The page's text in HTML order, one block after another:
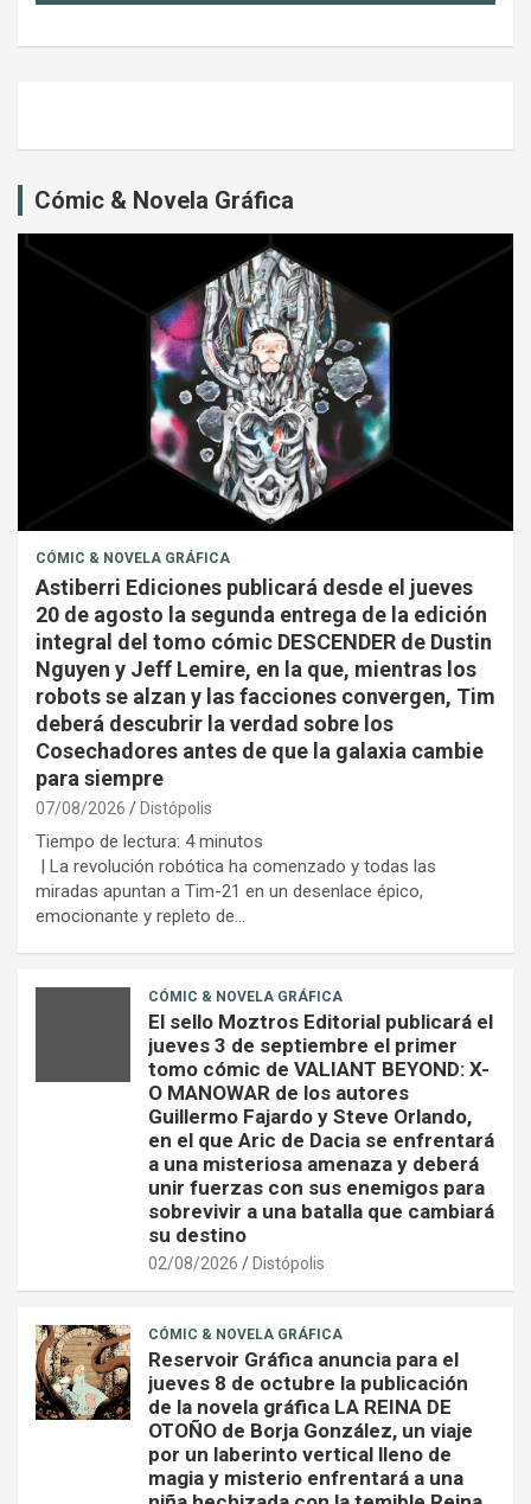
Cómic & Novela Gráfica
CÓMIC & NOVELA GRÁFICA
Astiberri Ediciones publicará desde el jueves
20 de agosto la segunda entrega de la edición
integral del tomo cómic DESCENDER de Dustin
Nguyen y Jeff Lemire, en la que, mientras los
robots se alzan y las facciones convergen, Tim
deberá descubrir la verdad sobre los
Cosechadores antes de que la galaxia cambie
para siempre
07/08/2026 Distópolis
Tiempo de lectura: 4 minutos
| La revolución robótica ha comenzado y todas las
miradas apuntan a Tim-21 en un desenlace épico,
emocionante y repleto de…
CÓMIC & NOVELA GRÁFICA
El sello Moztros Editorial publicará el
jueves 3 de septiembre el primer
tomo cómic de VALIANT BEYOND: X-
O MANOWAR de los autores
Guillermo Fajardo y Steve Orlando,
en el que Aric de Dacia se enfrentará
a una misteriosa amenaza y deberá
unir fuerzas con sus enemigos para
sobrevivir a una batalla que cambiará
su destino
02/08/2026 Distópolis
CÓMIC & NOVELA GRÁFICA
Reservoir Gráfica anuncia para el
jueves 8 de octubre la publicación
de la novela gráfica LA REINA DE
OTOÑO de Borja González, un viaje
por un laberinto vertical lleno de
magia y misterio enfrentará a una